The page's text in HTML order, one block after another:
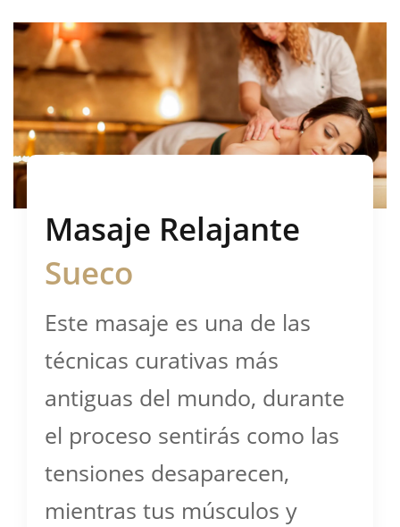
Masaje Relajante
Sueco
Este masaje es una de las
técnicas curativas más
antiguas del mundo, durante
el proceso sentirás como las
tensiones desaparecen,
mientras tus músculos y